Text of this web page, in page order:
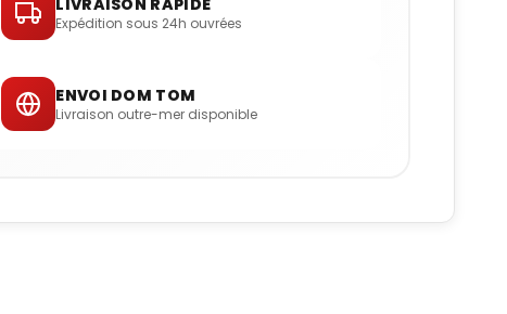
Expédition sous 24h ouvrées
ENVOI DOM TOM
Livraison outre-mer disponible